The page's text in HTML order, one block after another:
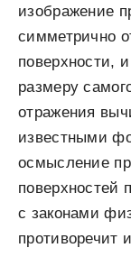
изображение
симметрично
поверхности,
размеру
отражения
известными
осмысление
поверхностей
с законами
противоречит